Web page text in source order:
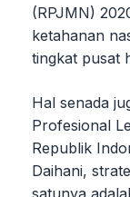
(RPJMN)
ketahanan
tingkat pusat
Hal senada
Profesional
Republik
Daihani,
satunya